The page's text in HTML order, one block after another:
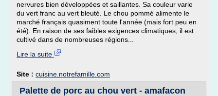
nervures bien développées et saillantes. Sa couleur varie
du vert franc au vert bleuté. Le chou pommé alimente le
marché français quasiment toute l'année (mais fort peu en
été). En raison de ses faibles exigences climatiques, il est
cultivé dans de nombreuses régions...
Lire la suite
Site : cuisine.notrefamille.com
Palette de porc au chou vert - amafacon